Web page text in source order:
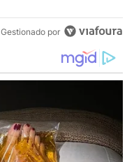
Gestionado por